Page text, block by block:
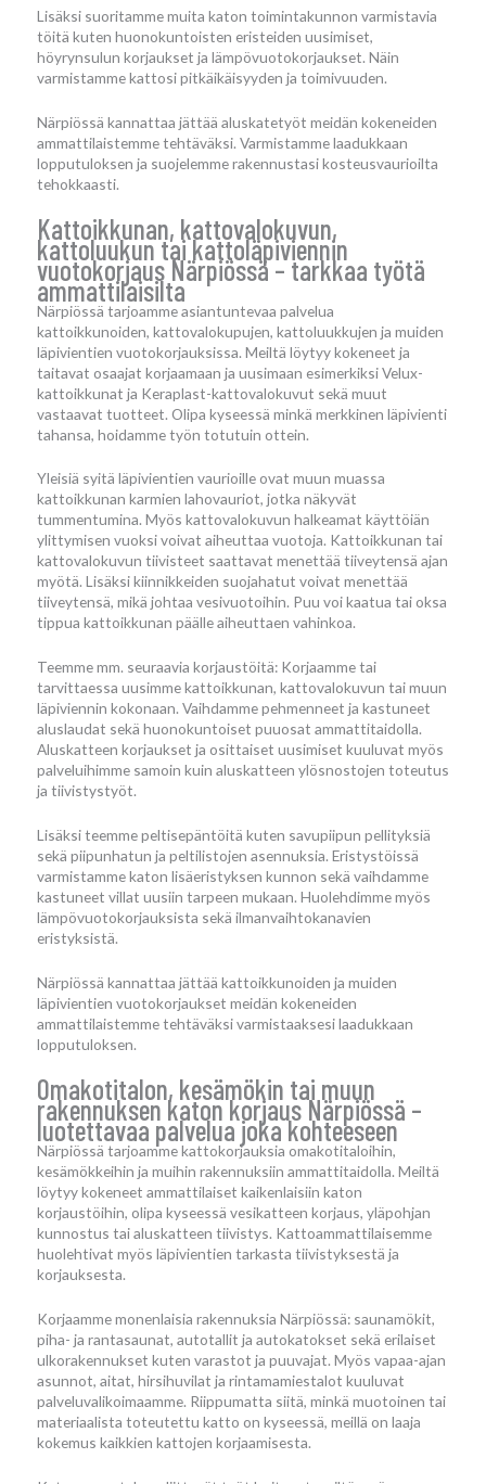
Lisäksi suoritamme muita katon toimintakunnon varmistavia
töitä kuten huonokuntoisten eristeiden uusimiset,
höyrynsulun korjaukset ja lämpövuotokorjaukset. Näin
varmistamme kattosi pitkäikäisyyden ja toimivuuden.
Närpiössä kannattaa jättää aluskatetyöt meidän kokeneiden
ammattilaistemme tehtäväksi. Varmistamme laadukkaan
lopputuloksen ja suojelemme rakennustasi kosteusvaurioilta
tehokkaasti.
Kattoikkunan, kattovalokuvun,
kattoluukun tai kattoläpiviennin
vuotokorjaus Närpiössä – tarkkaa työtä
ammattilaisilta
Närpiössä tarjoamme asiantuntevaa palvelua
kattoikkunoiden, kattovalokupujen, kattoluukkujen ja muiden
läpivientien vuotokorjauksissa. Meiltä löytyy kokeneet ja
taitavat osaajat korjaamaan ja uusimaan esimerkiksi Velux-
kattoikkunat ja Keraplast-kattovalokuvut sekä muut
vastaavat tuotteet. Olipa kyseessä minkä merkkinen läpivienti
tahansa, hoidamme työn totutuin ottein.
Yleisiä syitä läpivientien vaurioille ovat muun muassa
kattoikkunan karmien lahovauriot, jotka näkyvät
tummentumina. Myös kattovalokuvun halkeamat käyttöiän
ylittymisen vuoksi voivat aiheuttaa vuotoja. Kattoikkunan tai
kattovalokuvun tiivisteet saattavat menettää tiiveytensä ajan
myötä. Lisäksi kiinnikkeiden suojahatut voivat menettää
tiiveytensä, mikä johtaa vesivuotoihin. Puu voi kaatua tai oksa
tippua kattoikkunan päälle aiheuttaen vahinkoa.
Teemme mm. seuraavia korjaustöitä: Korjaamme tai
tarvittaessa uusimme kattoikkunan, kattovalokuvun tai muun
läpiviennin kokonaan. Vaihdamme pehmenneet ja kastuneet
aluslaudat sekä huonokuntoiset puuosat ammattitaidolla.
Aluskatteen korjaukset ja osittaiset uusimiset kuuluvat myös
palveluihimme samoin kuin aluskatteen ylösnostojen toteutus
ja tiivistystyöt.
Lisäksi teemme peltisepäntöitä kuten savupiipun pellityksiä
sekä piipunhatun ja peltilistojen asennuksia. Eristystöissä
varmistamme katon lisäeristyksen kunnon sekä vaihdamme
kastuneet villat uusiin tarpeen mukaan. Huolehdimme myös
lämpövuotokorjauksista sekä ilmanvaihtokanavien
eristyksistä.
Närpiössä kannattaa jättää kattoikkunoiden ja muiden
läpivientien vuotokorjaukset meidän kokeneiden
ammattilaistemme tehtäväksi varmistaaksesi laadukkaan
lopputuloksen.
Omakotitalon, kesämökin tai muun
rakennuksen katon korjaus Närpiössä –
luotettavaa palvelua joka kohteeseen
Närpiössä tarjoamme kattokorjauksia omakotitaloihin,
kesämökkeihin ja muihin rakennuksiin ammattitaidolla. Meiltä
löytyy kokeneet ammattilaiset kaikenlaisiin katon
korjaustöihin, olipa kyseessä vesikatteen korjaus, yläpohjan
kunnostus tai aluskatteen tiivistys. Kattoammattilaisemme
huolehtivat myös läpivientien tarkasta tiivistyksestä ja
korjauksesta.
Korjaamme monenlaisia rakennuksia Närpiössä: saunamökit,
piha- ja rantasaunat, autotallit ja autokatokset sekä erilaiset
ulkorakennukset kuten varastot ja puuvajat. Myös vapaa-ajan
asunnot, aitat, hirsihuvilat ja rintamamiestalot kuuluvat
palveluvalikoimaamme. Riippumatta siitä, minkä muotoinen tai
materiaalista toteutettu katto on kyseessä, meillä on laaja
kokemus kaikkien kattojen korjaamisesta.